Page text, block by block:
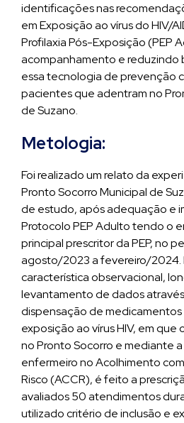
identificações nas
em Exposição ao vírus do HIV/
Profilaxia Pós-Exposição (PEP
acompanhamento e reduzindo
essa tecnologia de prevenção
pacientes que adentram no
de Suzano.
Metologia:
Foi realizado um relato da
Pronto Socorro Municipal de
de estudo, após adequação e
Protocolo PEP Adulto tendo o
principal prescritor da PEP, no
agosto/2023 a fevereiro/2024.
característica observacional,
levantamento de dados
dispensação de
exposição ao vírus HIV, em que
no Pronto Socorro e mediante
enfermeiro no Acolhimento
Risco (ACCR), é feito a
avaliados 50 atendimentos
utilizado critério de inclusão e